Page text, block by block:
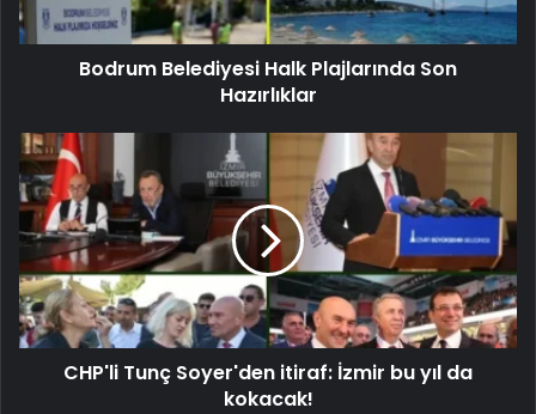
Bodrum Belediyesi Halk Plajlarında Son
Hazırlıklar
CHP'li Tunç Soyer'den itiraf: İzmir bu yıl da
kokacak!